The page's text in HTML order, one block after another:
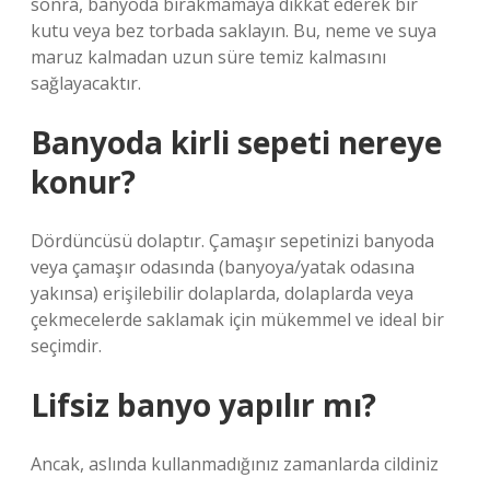
kutu veya bez torbada saklayın. Bu, neme ve suya
maruz kalmadan uzun süre temiz kalmasını
sağlayacaktır.
Banyoda kirli sepeti nereye
konur?
Dördüncüsü dolaptır. Çamaşır sepetinizi banyoda
veya çamaşır odasında (banyoya/yatak odasına
yakınsa) erişilebilir dolaplarda, dolaplarda veya
çekmecelerde saklamak için mükemmel ve ideal bir
seçimdir.
Lifsiz banyo yapılır mı?
Ancak, aslında kullanmadığınız zamanlarda cildiniz